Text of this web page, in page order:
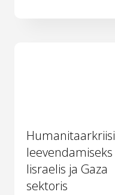
Humanitaarkriisi
leevendamiseks
Iisraelis ja Gaza
sektoris